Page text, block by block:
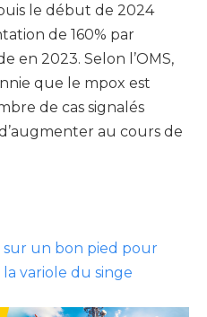
le début de 2024
de 160% par
en 2023. Selon l’OMS,
que le mpox est
de cas signalés
au cours de
sur un bon pied pour
variole du singe